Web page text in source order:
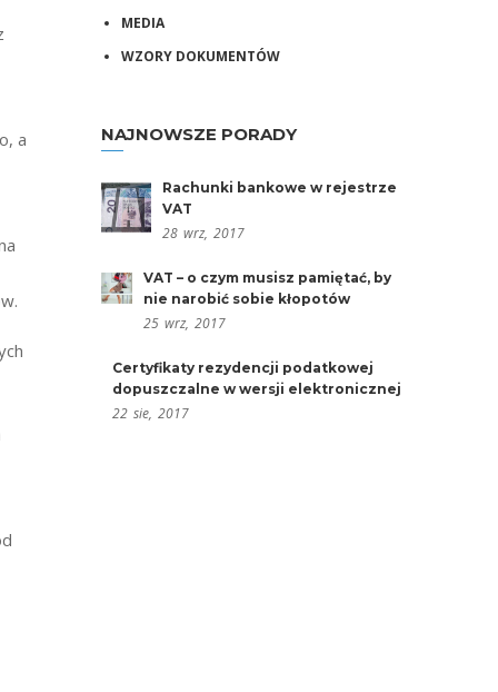
a
MEDIA
WZORY DOKUMENTÓW
NAJNOWSZE PORADY
Rachunki bankowe w rejestrze
VAT
28 wrz, 2017
VAT – o czym musisz pamiętać, by
nie narobić sobie kłopotów
25 wrz, 2017
Certyfikaty rezydencji podatkowej
dopuszczalne w wersji elektronicznej
22 sie, 2017